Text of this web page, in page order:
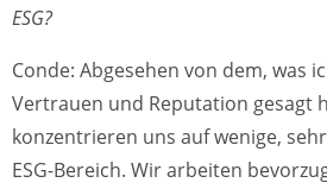
ESG?
Conde: Abgesehen von dem, was
Vertrauen und Reputation gesagt
konzentrieren uns auf wenige,
ESG-Bereich. Wir arbeiten